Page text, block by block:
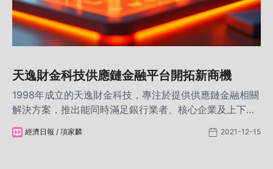
天逸財金科技供應鏈金融平台開拓新商機
1998年成立的天逸財金科技，專注於提供供應鏈金融相關
解決方案，推出能同時滿足銀行業者、核心企業及上下游
術所構成，有效解決銀行對於風險控制上的擔憂，開創四
經濟日報 / 項家麟 2021-12-15